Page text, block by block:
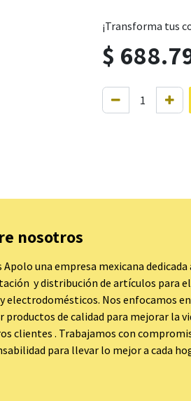
¡Transforma tus
$
nosotros
Apolo una empresa mexicana dedicada
y distribución de artículos para el
electrodomésticos. Nos enfocamos en
productos de calidad para mejorar la
clientes . Trabajamos con
para llevar lo mejor a cada